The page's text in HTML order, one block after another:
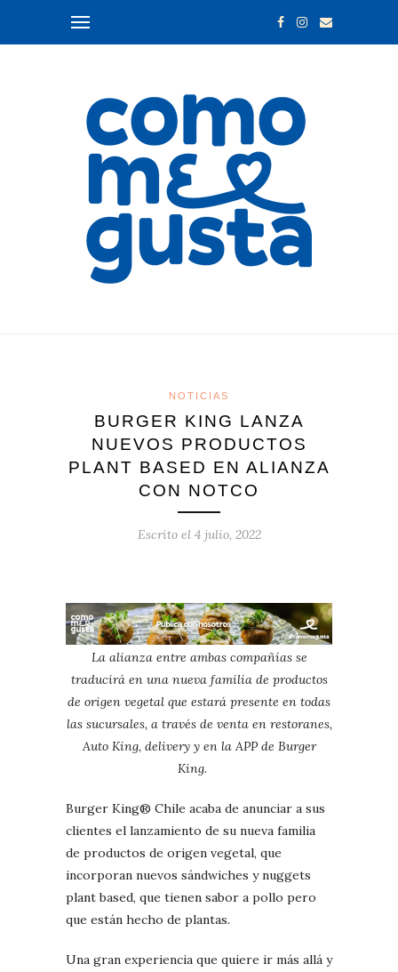
NOTICIAS
BURGER KING LANZA
NUEVOS PRODUCTOS
PLANT BASED EN ALIANZA
CON NOTCO
Escrito el 4 julio, 2022
La alianza entre ambas compañías se
traducirá en una nueva familia de productos
de origen vegetal que estará presente en todas
las sucursales, a través de venta en restoranes,
Auto King, delivery y en la APP de Burger
King.
Burger King® Chile acaba de anunciar a sus
clientes el lanzamiento de su nueva familia
de productos de origen vegetal, que
incorporan nuevos sándwiches y nuggets
plant based, que tienen sabor a pollo pero
que están hecho de plantas.
Una gran experiencia que quiere ir más allá y